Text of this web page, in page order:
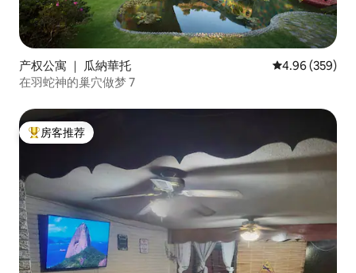
产权公寓 ｜ 瓜納華托 平均评分 4.96
4.96 (359)
在羽蛇神的巢穴做梦 7
热门「房客推荐」
房客推荐